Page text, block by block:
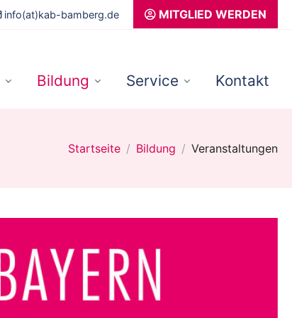
info(at)kab-bamberg.de MITGLIED WERDEN
Bildung Service Kontakt
Startseite Bildung Veranstaltungen